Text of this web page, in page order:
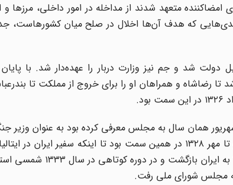
متعهد شدند از مداخله در امور داخلی، مرز‌ها و
که هدف آن‌ها اخلال در صلح میان کشورهاست، جداً
تشکیل‌ دولت ‌شد و جم‌ نیز وزارت دربار را عهده‌دار شد. با
جم ‌مأمور شد تا رضاشاه‌ و همراهان ‌او را برای‌ خروج‌ از مملکت ‌تا
قوام ‌در شهریور‌‌ همان ‌سال ‌به ‌مجلس ‌معرفی ‌کرده‌ بود به عنوان
در آذر ۱۳۲۶ دولت ‌قوام ‌سقوط‌ کرد و جم ‌بار دیگر وزیر دربار شد و تا مهر ۱۳۲۸ در همین ‌سمت‌ بود تا اینکه‌
دوران ماموریت او در رم ‌تا تیر ۱۳۲۹ ادامه‌ یافت‌. او
مجلس ‌شورای ملی رفت.